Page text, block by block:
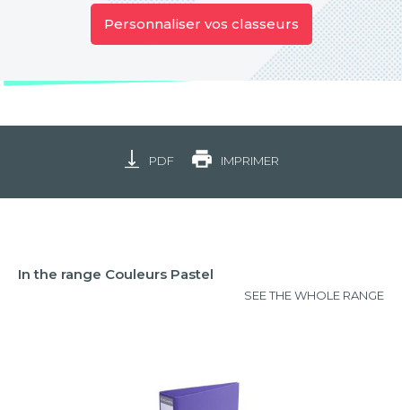
Personnaliser vos classeurs
PDF IMPRIMER
In the range Couleurs Pastel
SEE THE WHOLE RANGE